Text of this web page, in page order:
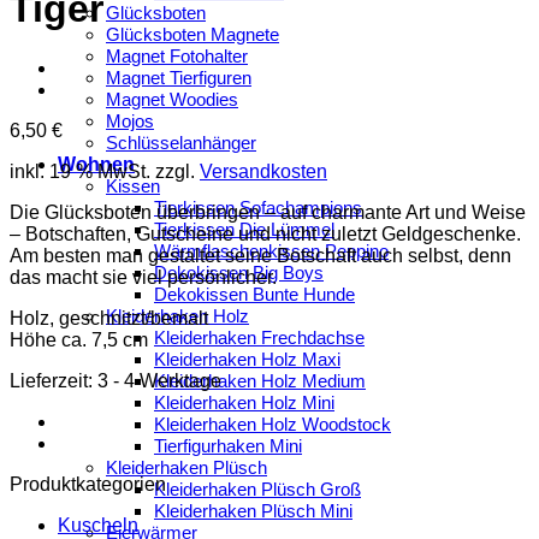
Glücksboten
Glücksboten Magnete
Magnet Fotohalter
Magnet Tierfiguren
Magnet Woodies
Mojos
Schlüsselanhänger
Wohnen
Kissen
Tierkissen Sofachampions
Tierkissen Die Lümmel
Wärmflaschenkissen Peppino
Dekokissen Big Boys
Dekokissen Bunte Hunde
Kleiderhaken Holz
Kleiderhaken Frechdachse
Kleiderhaken Holz Maxi
Kleiderhaken Holz Medium
Kleiderhaken Holz Mini
Kleiderhaken Holz Woodstock
Tierfigurhaken Mini
Kleiderhaken Plüsch
Kleiderhaken Plüsch Groß
Kleiderhaken Plüsch Mini
Eierwärmer
6,50 €
inkl. 19 % MwSt. zzgl. Versandkosten
Die Glücksboten überbringen – auf charmante Art und Weise
– Botschaften, Gutscheine und nicht zuletzt Geldgeschenke.
Am besten man gestaltet seine Botschaft auch selbst, denn
das macht sie viel persönlicher.
Holz, geschnitzt/bemalt
Höhe ca. 7,5 cm
Lieferzeit: 3 - 4 Werktage
Produktkategorien
Kuscheln